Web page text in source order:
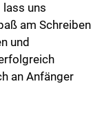
lass uns
am Schreiben
und
an Anfänger